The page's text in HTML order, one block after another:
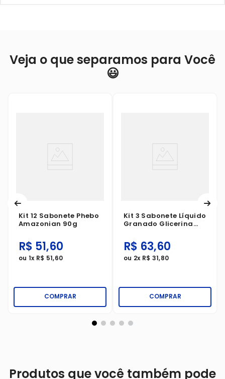
Veja o que separamos para Você
😃
Kit 12 Sabonete Phebo
Amazonian 90g
R$ 51,60
ou 1x R$ 51,60
COMPRAR
Kit 3 Sabonete Líquido
Granado Glicerina
R$ 63,60
ou 2x R$ 31,80
COMPRAR
Produtos que você também pode